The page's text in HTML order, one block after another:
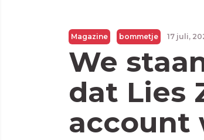
Magazine bommetje 17 juli,
We
dat Lies
account